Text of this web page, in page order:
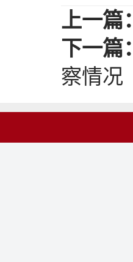
上一篇：
下一篇：
察情况